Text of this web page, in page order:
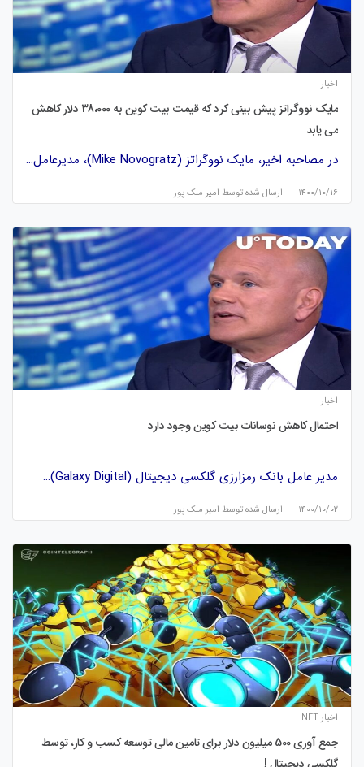
اخبار
مایک نووگراتز پیش بینی کرد که قیمت بیت کوین به 38،000 دلار کاهش
می یابد
در مصاحبه اخیر، مایک نووگراتز (Mike Novogratz)، مدیرعامل…
۱۴۰۰/۱۰/۱۶ ارسال شده توسط امیر ملک پور
اخبار
احتمال کاهش نوسانات بیت کوین وجود دارد
مدیر عامل بانک رمزارزی گلکسی دیجیتال (Galaxy Digital)…
۱۴۰۰/۱۰/۰۲ ارسال شده توسط امیر ملک پور
اخبار NFT
جمع آوری 500 میلیون دلار برای تامین مالی توسعه کسب و کار، توسط